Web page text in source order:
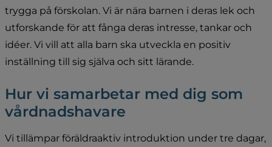
trygga på förskolan. Vi är nära barnen i deras lek och
utforskande för att fånga deras intresse, tankar och
idéer. Vi vill att alla barn ska utveckla en positiv
inställning till sig själva och sitt lärande.
Hur vi samarbetar med dig som
vårdnadshavare
Vi tillämpar föräldraaktiv introduktion under tre dagar,